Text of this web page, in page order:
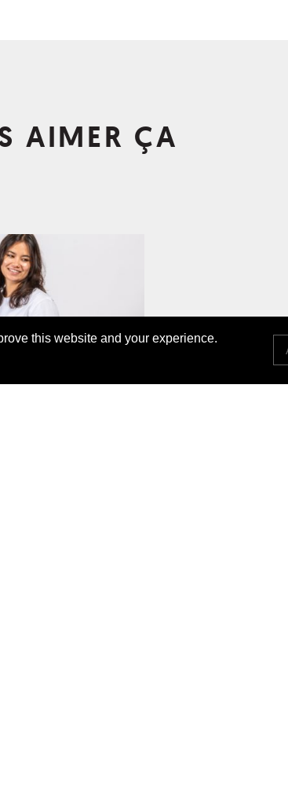
this website and your experience.
AIMER ÇA